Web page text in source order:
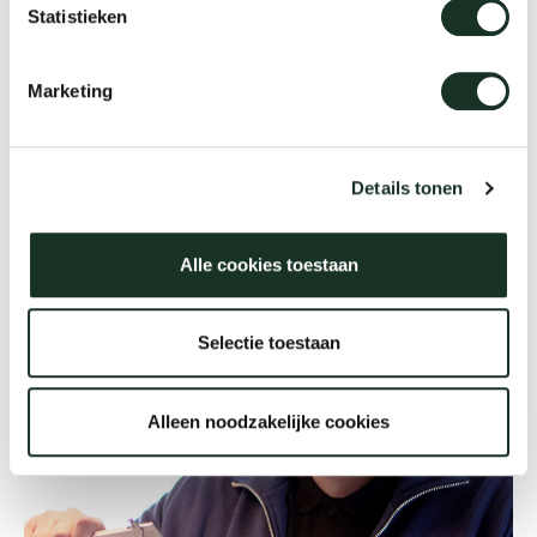
Statistieken
Marketing
Details tonen
Alle cookies toestaan
Selectie toestaan
Alleen noodzakelijke cookies